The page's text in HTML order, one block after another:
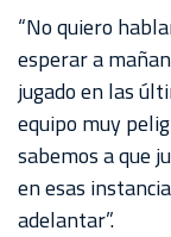
“No quiero
esperar a
jugado en las
equipo muy
sabemos a que
en esas
adelantar”.